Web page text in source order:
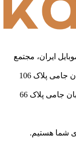
ایران، مجتمع
شعبه دو : تهران خیابان حافظ پایین تر از خیابان جامی پلاک 106
شعبه سه : تهران خیابان حافظ پایین تر از خیابان جامی پلاک 66